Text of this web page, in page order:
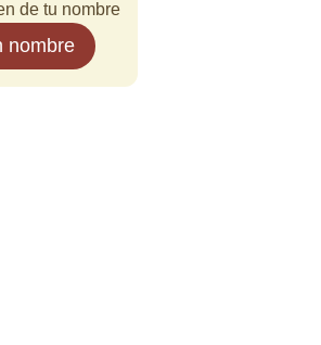
de tu nombre
nombre